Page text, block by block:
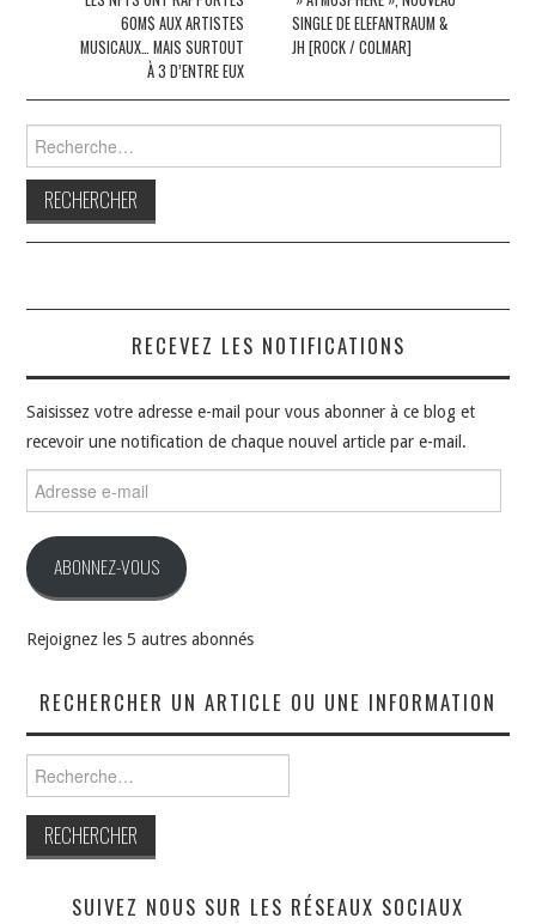
articles
60M$ AUX ARTISTES
MUSICAUX… MAIS SURTOUT
À 3 D’ENTRE EUX
SINGLE DE ELEFANTRAUM &
JH [ROCK / COLMAR]
RECEVEZ LES NOTIFICATIONS
Saisissez votre adresse e-mail pour vous abonner à ce blog et
recevoir une notification de chaque nouvel article par e-mail.
e-
ABONNEZ-VOUS
Rejoignez les 5 autres abonnés
RECHERCHER UN ARTICLE OU UNE INFORMATION
SUIVEZ NOUS SUR LES RÉSEAUX SOCIAUX